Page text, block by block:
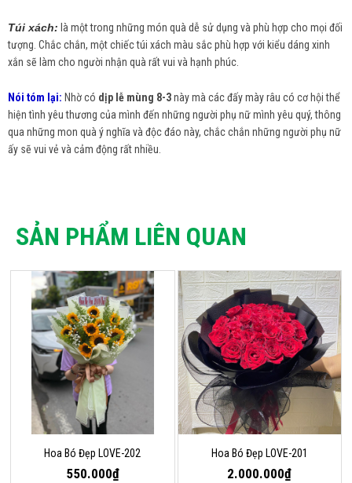
Túi xách: là một trong những món quà dễ sử dụng và phù hợp cho mọi đối
tượng. Chắc chắn, một chiếc túi xách màu sắc phù hợp với kiểu dáng xinh
xắn sẽ làm cho người nhận quà rất vui và hạnh phúc.
Nói tóm lại: Nhờ có dịp lễ mùng 8-3này mà các đấy mày râu có cơ hội thể
hiện tình yêu thương của mình đến những người phụ nữ mình yêu quý, thông
qua những mon quà ý nghĩa và độc đáo này, chắc chắn những người phụ nữ
ấy sẽ vui vẻ và cảm động rất nhiều.
SẢN PHẨM LIÊN QUAN
Hoa Bó Đẹp LOVE-202
550.000₫
Hoa Bó Đẹp LOVE-201
2.000.000₫